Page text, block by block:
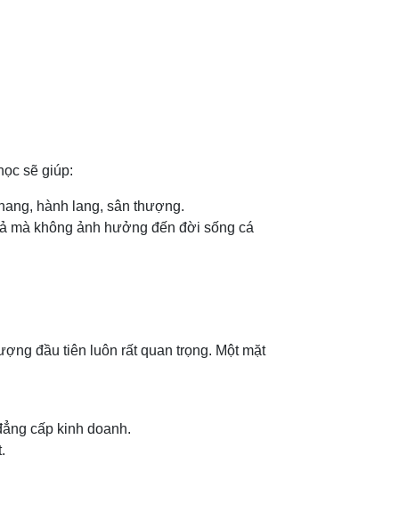
sẽ giúp:
hành lang, sân thượng.
mà không ảnh hưởng đến đời sống cá
đầu tiên luôn rất quan trọng. Một mặt
cấp kinh doanh.